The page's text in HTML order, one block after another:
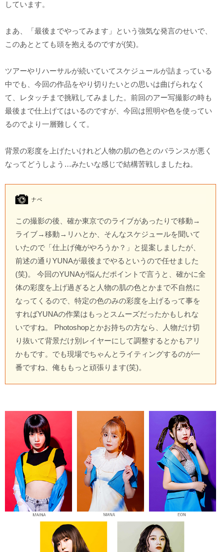
しています。
まあ、「最後までやってみます」という強気な発言のせいで、
このあととても頭を抱えるのですが(笑)。
ツアーやリハーサルが続いていてスケジュールが詰まっている
中でも、今回の作品をやり切りたいとの思いは曲げられなく
て、レタッチまで挑戦してみました。前回のアー写撮影の時も
最後まで仕上げてはいるのですが、今回は照明や色を使ってい
るのでより一層難しくて。
背景の彩度を上げたいけれど人物の肌の色とのバランスが悪く
なってどうしよう…みたいな感じで結構苦戦しましたね。
この撮影の後、確か東京でのライブがあったりで移動→
ライブ→移動→リハとか、そんなスケジュールを聞いて
いたので「仕上げ俺がやろうか？」と提案しましたが、
前述の通りYUNAが最後までやるというので任せました
(笑)。 今回のYUNAが悩んだポイントで言うと、確かに全
体の彩度を上げ過ぎると人物の肌の色とかまで不自然に
なってくるので、特定の色のみの彩度を上げるって事を
すればYUNAの作業はもっとスムーズだったかもしれな
いですね。 Photoshopとかお持ちの方なら、人物だけ切
り抜いて背景だけ別レイヤーにして調整するとかもアリ
かもです。でも現場でちゃんとライティングするのが一
番ですね、俺ももっと頑張ります(笑)。